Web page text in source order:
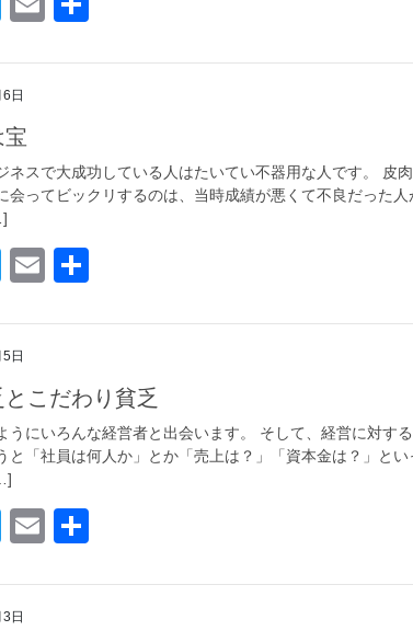
tt
er
ail
日
ネスで大成功している人はたいてい不器用な人です。 皮
会ってビックリするのは、当時成績が悪くて不良だった
T
tt
er
E
ail
日
こだわり貧乏
うにいろんな経営者と出会います。 そして、経営に対す
と「社員は何人か」とか「売上は？」「資本金は？」と
T
tt
er
E
ail
日